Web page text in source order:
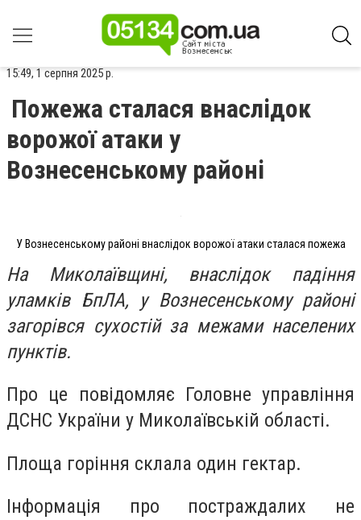
15:49, 1 серпня 2025 р.
Пожежа сталася внаслідок
ворожої атаки у
Вознесенському районі
У Вознесенському районі внаслідок ворожої атаки сталася пожежа
На Миколаївщині, внаслідок падіння
уламків БпЛА, у Вознесенському районі
загорівся сухостій за межами населених
пунктів.
Про це повідомляє Головне управління
ДСНС України у Миколаївській області.
Площа горіння склала один гектар.
Інформація про постраждалих не